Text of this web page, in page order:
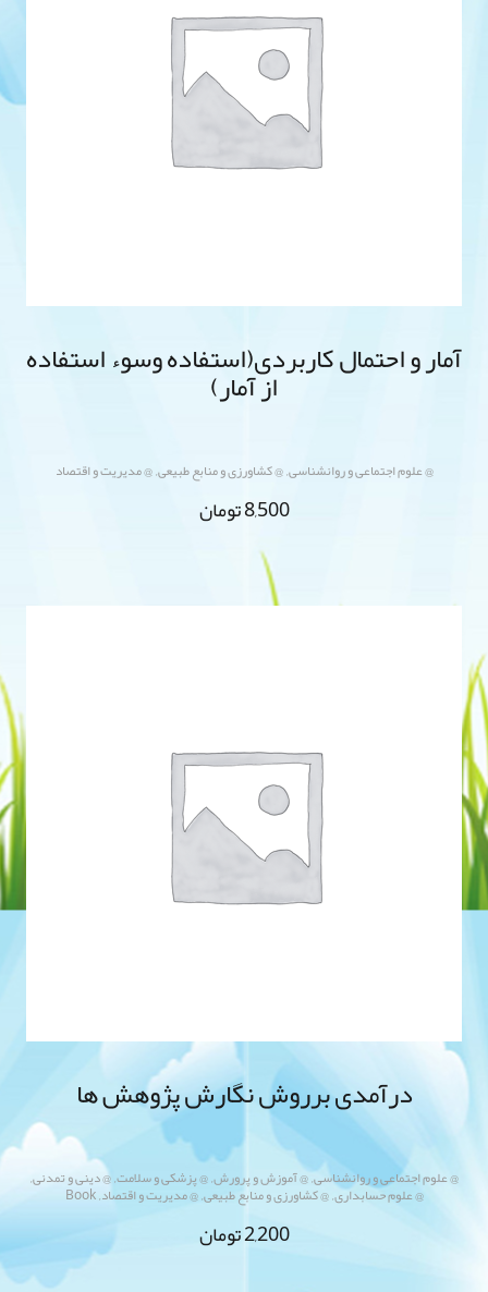
آمار و احتمال کاربردی(استفاده وسوء استفاده
از آمار)
@ علوم اجتماعی و روانشناسی,@ کشاورزی و منابع طبیعی,@ مدیریت و اقتصاد
8,500تومان
درآمدی برروش نگارش پژوهش ها
@ علوم اجتماعی و روانشناسی,@ آموزش و پرورش,@ پزشکی و سلامت,@ دینی و تمدنی,
@ علوم حسابداری,@ کشاورزی و منابع طبیعی,@ مدیریت و اقتصاد,
Book
2,200تومان